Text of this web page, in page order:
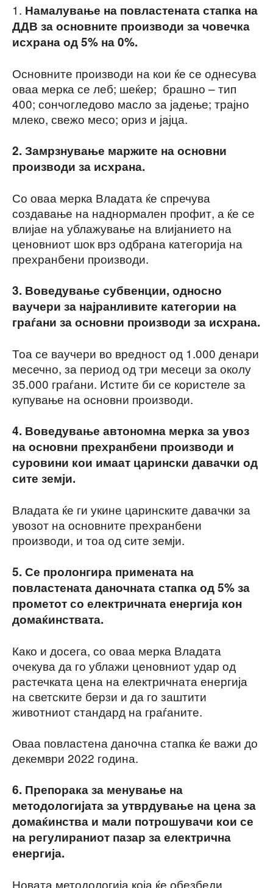
1. Намалување на повластената стапка на
ДДВ за основните производи за човечка
исхрана од 5% на 0%.
Основните производи на кои ќе се однесува
оваа мерка се леб; шеќер; брашно – тип
400; сончогледово масло за јадење; трајно
млеко, свежо месо; ориз и јајца.
2. Замрзнување маржите на основни
производи за исхрана.
Со оваа мерка Владата ќе спречува
создавање на наднормален профит, а ќе се
влијае на ублажување на влијанието на
ценовниот шок врз одбрана категорија на
прехранбени производи.
3. Воведување субвенции, односно
ваучери за најранливите категории на
граѓани за основни производи за исхрана.
Тоа се ваучери во вредност од 1.000 денари
месечно, за период од три месеци за околу
35.000 граѓани. Истите би се користеле за
купување на основни производи.
4. Воведување автономна мерка за увоз
на основни прехранбени производи и
суровини кои имаат царински давачки од
сите земји.
Владата ќе ги укине царинските давачки за
увозот на основните прехранбени
производи, и тоа од сите земји.
5. Се пролонгира примената на
повластената даночната стапка од 5% за
прометот со електричната енергија кон
домаќинствата.
Како и досега, со оваа мерка Владата
очекува да го ублажи ценовниот удар од
растечката цена на електричната енергија
на светските берзи и да го заштити
животниот стандард на граѓаните.
Оваа повластена даночна стапка ќе важи до
декември 2022 година.
6. Препорака за менување на
методологијата за утврдување на цена за
домаќинства и мали потрошувачи кои се
на регулираниот пазар за електрична
енергија.
Новата методологија која ќе обезбеди